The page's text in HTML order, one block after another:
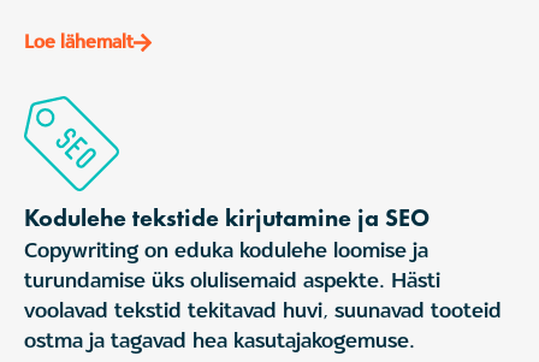
Loe lähemalt
Kodulehe tekstide kirjutamine ja SEO
Copywriting on eduka kodulehe loomise ja
turundamise üks olulisemaid aspekte. Hästi
voolavad tekstid tekitavad huvi, suunavad tooteid
ostma ja tagavad hea kasutajakogemuse.